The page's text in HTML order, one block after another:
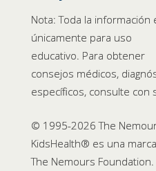
Nota: Toda la información
únicamente para uso
educativo. Para obtener
consejos médicos,
específicos, consulte con
© 1995-2026 The
KidsHealth® es una
The Nemours